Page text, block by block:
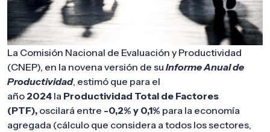
La Comisión Nacional de Evaluación y Productividad
(CNEP), en la novena versión de su Informe Anual de
Productividad, estimó que para el
año 2024 la Productividad Total de Factores
(PTF), oscilará entre -0,2% y 0,1% para la economía
agregada (cálculo que considera a todos los sectores,